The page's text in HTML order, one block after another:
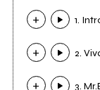
1.
2.
3.